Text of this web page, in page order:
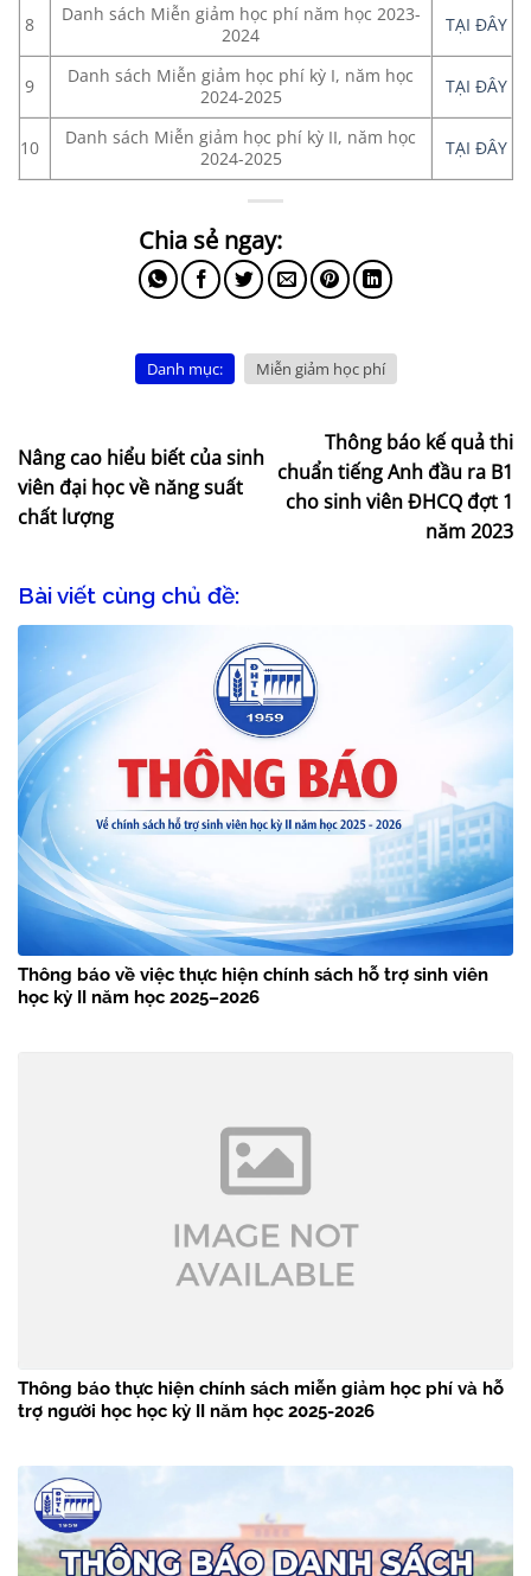
8
Danh sách Miễn giảm học phí năm học 2023-
2024
TẠI ĐÂY
9
Danh sách Miễn giảm học phí kỳ I, năm học
2024-2025
TẠI ĐÂY
10
Danh sách Miễn giảm học phí kỳ II, năm học
2024-2025
TẠI ĐÂY
Danh mục: Miễn giảm học phí
Nâng cao hiểu biết của sinh
viên đại học về năng suất
chất lượng
Thông báo kế quả thi
chuẩn tiếng Anh đầu ra B1
cho sinh viên ĐHCQ đợt 1
năm 2023
Bài viết cùng chủ đề:
Thông báo về việc thực hiện chính sách hỗ trợ sinh viên
học kỳ II năm học 2025–2026
Thông báo thực hiện chính sách miễn giảm học phí và hỗ
trợ người học học kỳ II năm học 2025-2026